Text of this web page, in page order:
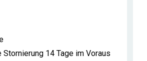
14 Tage im Voraus